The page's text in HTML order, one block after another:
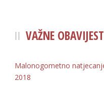
VAŽNE
Malonogometno
2018